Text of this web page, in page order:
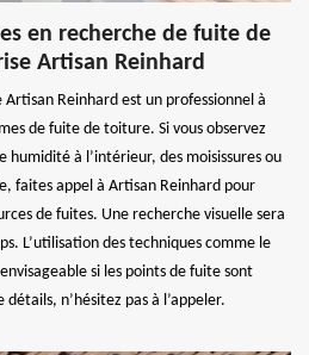
en recherche de fuite de
Artisan Reinhard
Artisan Reinhard est un professionnel à
de fuite de toiture. Si vous observez
humidité à l’intérieur, des moisissures ou
faites appel à Artisan Reinhard pour
de fuites. Une recherche visuelle sera
L’utilisation des techniques comme le
si les points de fuite sont
n’hésitez pas à l’appeler.